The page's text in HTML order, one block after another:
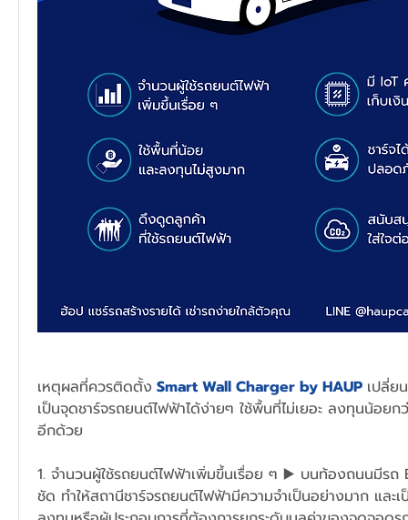
เหตุผลที่ควรติดตั้ง Smart Wall Charger by HAUP เปลี่ย
เป็นจุดชาร์จรถยนต์ไฟฟ้าได้ง่ายๆ ใช้พื้นที่ไม่เยอะ ลงทุนน้อยก
อีกด้วย
1. จำนวนผู้ใช้รถยนต์ไฟฟ้าเพิ่มขึ้นเรื่อย ๆ ▶️ บนท้องถนนมีรถ
ชัด ทำให้สถานีชาร์จรถยนต์ไฟฟ้ามีความจำเป็นอย่างมาก และ